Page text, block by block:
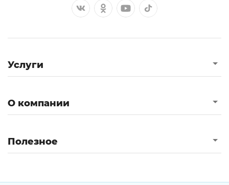
Услуги
О компании
Полезное